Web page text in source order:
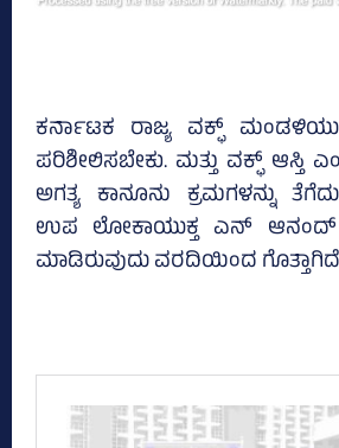
ಕರ್ನಾಟಕ ರಾಜ್ಯ ವಕ್ಫ್ ಮಂಡಳಿಯು
ಪರಿಶೀಲಿಸಬೇಕು. ಮತ್ತು ವಕ್ಫ್ ಆಸ್ತಿ
ಅಗತ್ಯ ಕಾನೂನು ಕ್ರಮಗಳನ್ನು
ಉಪ ಲೋಕಾಯುಕ್ತ ಎನ್‌ ಆನಂದ್‌
ಮಾಡಿರುವುದು ವರದಿಯಿಂದ